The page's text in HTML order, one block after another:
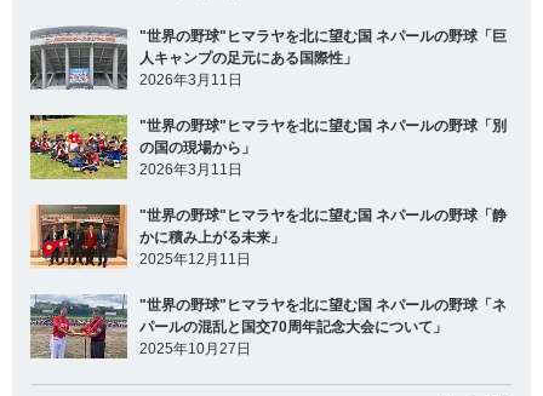
"世界の野球"ヒマラヤを北に望む国 ネパールの野球「巨
人キャンプの足元にある国際性」
2026年3月11日
"世界の野球"ヒマラヤを北に望む国 ネパールの野球「別
の国の現場から」
2026年3月11日
"世界の野球"ヒマラヤを北に望む国 ネパールの野球「静
かに積み上がる未来」
2025年12月11日
"世界の野球"ヒマラヤを北に望む国 ネパールの野球「ネ
パールの混乱と国交70周年記念大会について」
2025年10月27日